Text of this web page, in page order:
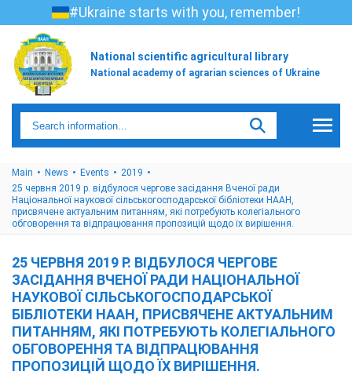
#Ukraine starts with you, remember!
National scientific agricultural library
National academy of agrarian sciences of Ukraine
Main News Events
2019
25 червня 2019 р. відбулося чергове засідання Вченої ради
Національної наукової сільськогосподарської бібліотеки НААН,
присвячене актуальним питанням, які потребують колегіального
обговорення та відпрацювання пропозицій щодо їх вирішення.
25 ЧЕРВНЯ 2019 Р. ВІДБУЛОСЯ ЧЕРГОВЕ
ЗАСІДАННЯ ВЧЕНОЇ РАДИ НАЦІОНАЛЬНОЇ
НАУКОВОЇ СІЛЬСЬКОГОСПОДАРСЬКОЇ
БІБЛІОТЕКИ НААН, ПРИСВЯЧЕНЕ АКТУАЛЬНИМ
ПИТАННЯМ, ЯКІ ПОТРЕБУЮТЬ КОЛЕГІАЛЬНОГО
ОБГОВОРЕННЯ ТА ВІДПРАЦЮВАННЯ
ПРОПОЗИЦІЙ ЩОДО ЇХ ВИРІШЕННЯ.